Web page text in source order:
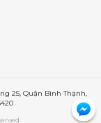
25, Quận Bình Thạnh,